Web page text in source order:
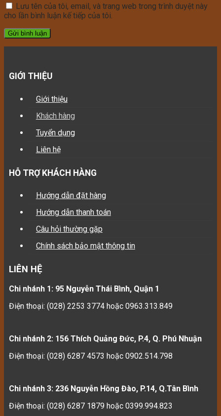
Lưu tên của tôi, email, và trang web trong trình duyệt này
cho lần bình luận kế tiếp của tôi.
GIỚI THIỆU
Giới thiệu
Khách hàng
Tuyển dụng
Liên hệ
HỖ TRỢ KHÁCH HÀNG
Hướng dẫn đặt hàng
Hướng dẫn thanh toán
Câu hỏi thường gặp
Chính sách bảo mật thông tin
LIÊN HỆ
Chi nhánh 1: 95 Nguyễn Thái Bình, Quận 1
Điện thoại: (028) 2253 3774 hoặc 0963.313.849
Chi nhánh 2: 156 Thích Quảng Đức, P.4, Q. Phú Nhuận
Điện thoại: (028) 6287 4573 hoặc 0902.514.798
Chi nhánh 3: 236 Nguyễn Hồng Đào, P.14, Q.Tân Bình
Điện thoại: (028) 6287 1879 hoặc 0399.994.823